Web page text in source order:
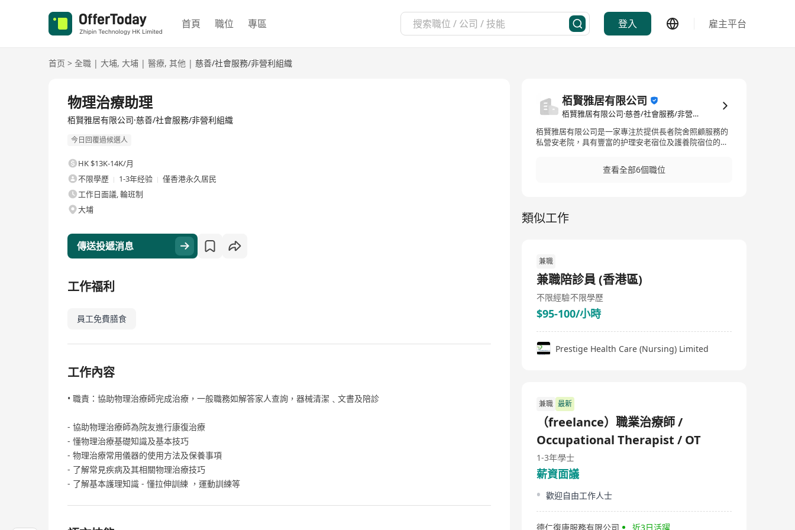
首頁 職位 專區 登入 雇主平台
首页 > 全職 | 大埔, 大埔 | 醫療, 其他 | 慈善/社會服務/非營利組織
物理治療助理
栢賢雅居有限公司·慈善/社會服務/非營利組織
今日回覆過候選人
HK $13K-14K/月
不限學歷
1-3年经验
僅香港永久居民
工作日面議, 輪班制
大埔
傳送投遞消息
工作福利
員工免費膳食
工作內容
• 職責：協助物理治療師完成治療，一般職務如解答家人查詢，器械清潔﹑文書及陪診
- 協助物理治療師為院友進行康復治療
- 懂物理治療基礎知識及基本技巧
- 物理治療常用儀器的使用方法及保養事項
- 了解常見疾病及其相關物理治療技巧
- 了解基本護理知識 - 懂拉伸訓練 ，運動訓練等
栢賢雅居有限公司
栢賢雅居有限公司·慈善/社會服務/非營利組織
栢賢雅居有限公司是一家專注於提供長者院舍照顧服務的
私營安老院，具有豐富的护理安老宿位及護養院宿位的管
参与了多項長者照顧相關的服务計劃，如改善買位計划、
護養院宿位買位計劃及長者社區照顧服務券計划等。服務
主管、助理員、護理員、保健員及到診醫生和註冊社工
等，确保能夠提供專業及全面的照顧服務。這些因素使得
home company specializing in providing elderly care
variety of residential and nursing home
accommodations. The company offers services
including self-funded and welfare-funded
accommodations, participating in multiple elderly care-
purchase plan, nursing home accommodation
purchase program, and elderly community care service
voucher scheme. They provide comprehensive facilities
Additionally, Park Xianju Limited provides an integrated
caregiving team comprising supervisors, attendants,
nurses, health staff, on-site doctors, and registered
social workers, ensuring professional and all-rounded
care services. These factors have solidified Park Xianju
Limited's competitive edge and service quality within
the geriatric care industry.
查看全部6個職位
類似工作
兼職
兼職陪診員 (香港區)
不限經驗不限學歷
$95-100/小時
Prestige Health Care (Nursing) Limited
兼職 最新
（freelance）職業治療師 /
Occupational Therapist / OT
1-3年學士
薪資面議
歡迎自由工作人士
德仁復康服務有限公司 近3日活躍